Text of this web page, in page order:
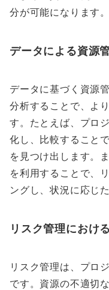
分が可能になります。
データによる資源
データに基づく資源
分析することで、よ
す。たとえば、プロ
化し、比較すること
を見つけ出します。
を利用することで、
ングし、状況に応じ
リスク管理におけ
リスク管理は、プロ
です。資源の不適切